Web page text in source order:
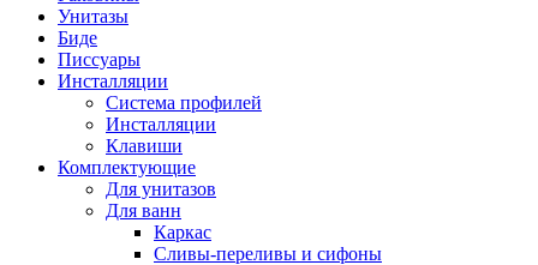
Унитазы
Биде
Писсуары
Инсталляции
Система профилей
Инсталляции
Клавиши
Комплектующие
Для унитазов
Для ванн
Каркас
Сливы-переливы и сифоны